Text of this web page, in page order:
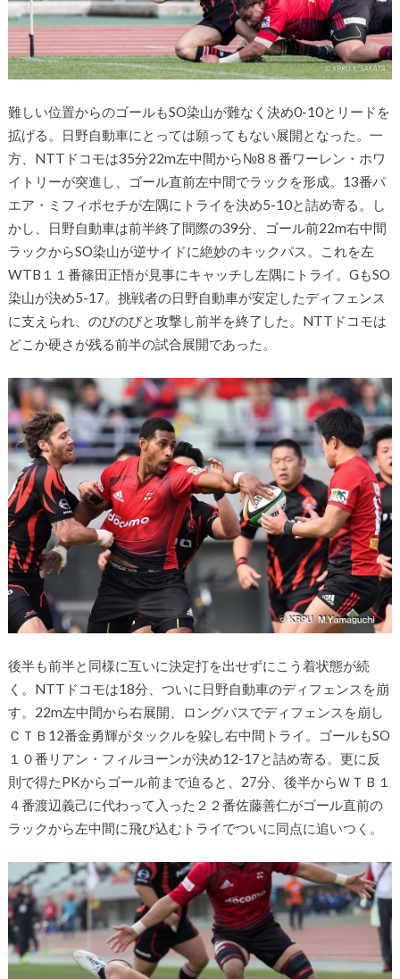
難しい位置からのゴールもSO染山が難なく決め0-10とリードを
拡げる。日野自動車にとっては願ってもない展開となった。一
方、NTTドコモは35分22m左中間から№8８番ワーレン・ホワ
イトリーが突進し、ゴール直前左中間でラックを形成。13番パ
エア・ミフィポセチが左隅にトライを決め5-10と詰め寄る。し
かし、日野自動車は前半終了間際の39分、ゴール前22m右中間
ラックからSO染山が逆サイドに絶妙のキックパス。これを左
WTB１１番篠田正悟が見事にキャッチし左隅にトライ。GもSO
染山が決め5-17。挑戦者の日野自動車が安定したディフェンス
に支えられ、のびのびと攻撃し前半を終了した。NTTドコモは
どこか硬さが残る前半の試合展開であった。
後半も前半と同様に互いに決定打を出せずにこう着状態が続
く。NTTドコモは18分、ついに日野自動車のディフェンスを崩
す。22m左中間から右展開、ロングパスでディフェンスを崩し
ＣＴＢ12番金勇輝がタックルを躱し右中間トライ。ゴールもSO
１０番リアン・フィルヨーンが決め12-17と詰め寄る。更に反
則で得たPKからゴール前まで迫ると、27分、後半からＷＴＢ１
４番渡辺義己に代わって入った２２番佐藤善仁がゴール直前の
ラックから左中間に飛び込むトライでついに同点に追いつく。